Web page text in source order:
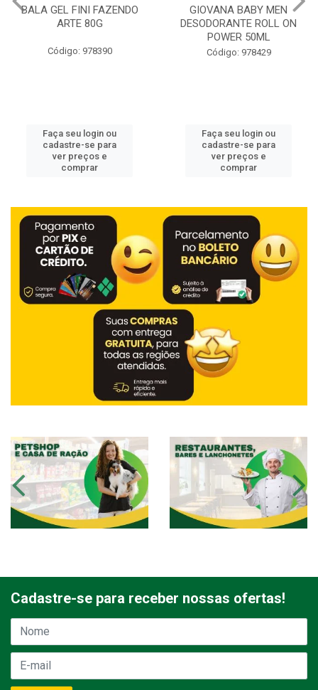
BALA GEL FINI FAZENDO
ARTE 80G
Código: 978390
Faça seu login ou
cadastre-se para
ver preços e
comprar
GIOVANA BABY MEN
DESODORANTE ROLL ON
POWER 50ML
Código: 978429
Faça seu login ou
cadastre-se para
ver preços e
comprar
Cadastre-se para receber nossas ofertas!